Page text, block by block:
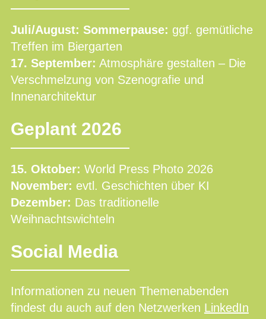
Juli/August: Sommerpause: ggf. gemütliche
Treffen im Biergarten
17. September: Atmosphäre gestalten – Die
Verschmelzung von Szenografie und
Innenarchitektur
Geplant 2026
15. Oktober: World Press Photo 2026
November: evtl. Geschichten über KI
Dezember: Das traditionelle
Weihnachtswichteln
Social Media
Informationen zu neuen Themenabenden
findest du auch auf den Netzwerken LinkedIn